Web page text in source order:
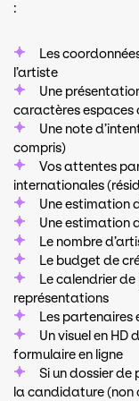
:
Les
l’artiste
Une
caractères espaces
Une note
compris)
Vos attentes
internationales
Une estimation
Une estimation
Le nombre
Le budget de
Le calendrier
représentations
Les partenaires
Un visuel en HD
formulaire en ligne
Si un dossier
la candidature (non